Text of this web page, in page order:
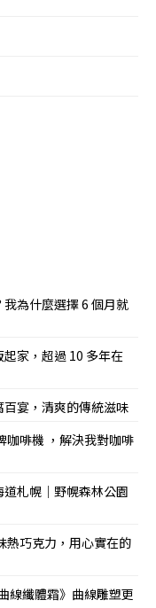
為什麼選擇 6 個月就
家，超過 10 多年在
宴，清爽的傳統滋味
咖啡機 ，解決我對咖啡
札幌｜野幌森林公園
巧克力，用心實在的
線纖體霜》曲線雕塑更